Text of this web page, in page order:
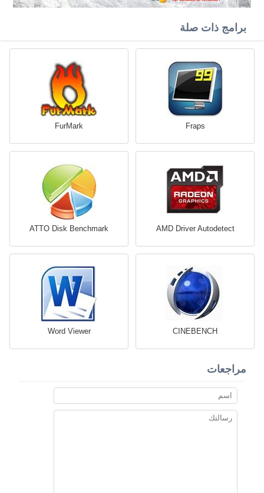
برامج ذات صلة
Fraps
FurMark
AMD Driver Autodetect
ATTO Disk Benchmark
CINEBENCH
Word Viewer
مراجعات